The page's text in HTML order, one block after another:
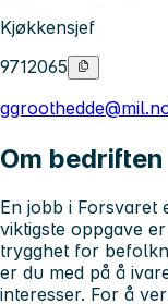
Kjøkkensjef
9712065
Om bedriften
En jobb i Forsvaret
viktigste oppgave
trygghet for
er du med på å
interesser. For å